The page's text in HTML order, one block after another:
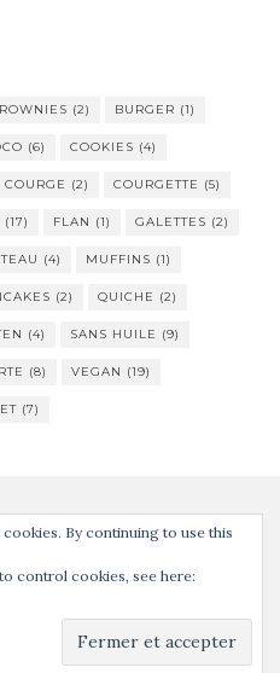
(2) BURGER (1)
(6) COOKIES (4)
COURGE (2) COURGETTE (5)
(17) FLAN (1) GALETTES (2)
(4) MUFFINS (1)
(2) QUICHE (2)
(4) SANS HUILE (9)
(8) VEGAN (19)
(7)
. Propulsé parWordPress
By continuing to use this
control cookies, see here: